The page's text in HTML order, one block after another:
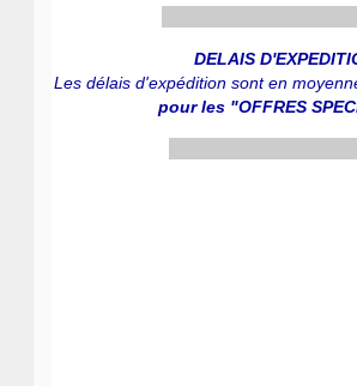
DELAIS
Les délais d'expédition sont en
pour les "OFFRES